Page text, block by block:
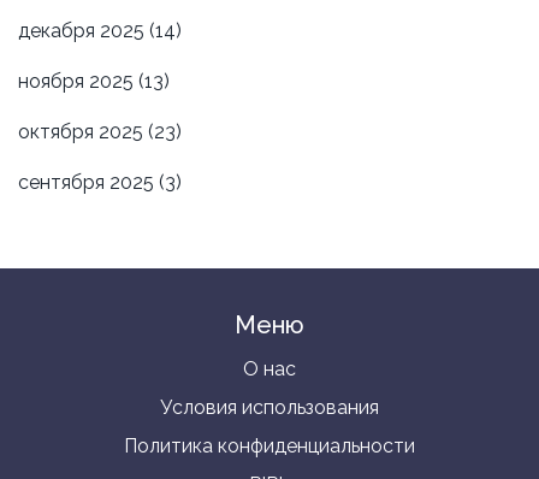
декабря 2025 (14)
ноября 2025 (13)
октября 2025 (23)
сентября 2025 (3)
Меню
О нас
Условия использования
Политика конфиденциальности